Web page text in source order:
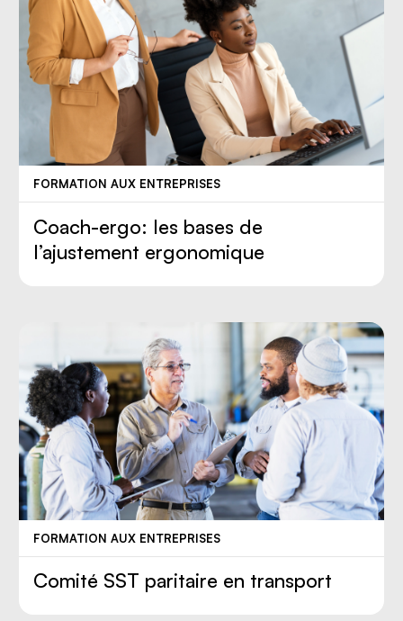
FORMATION AUX ENTREPRISES
Coach-ergo: les bases de
l’ajustement ergonomique
FORMATION AUX ENTREPRISES
Comité SST paritaire en transport